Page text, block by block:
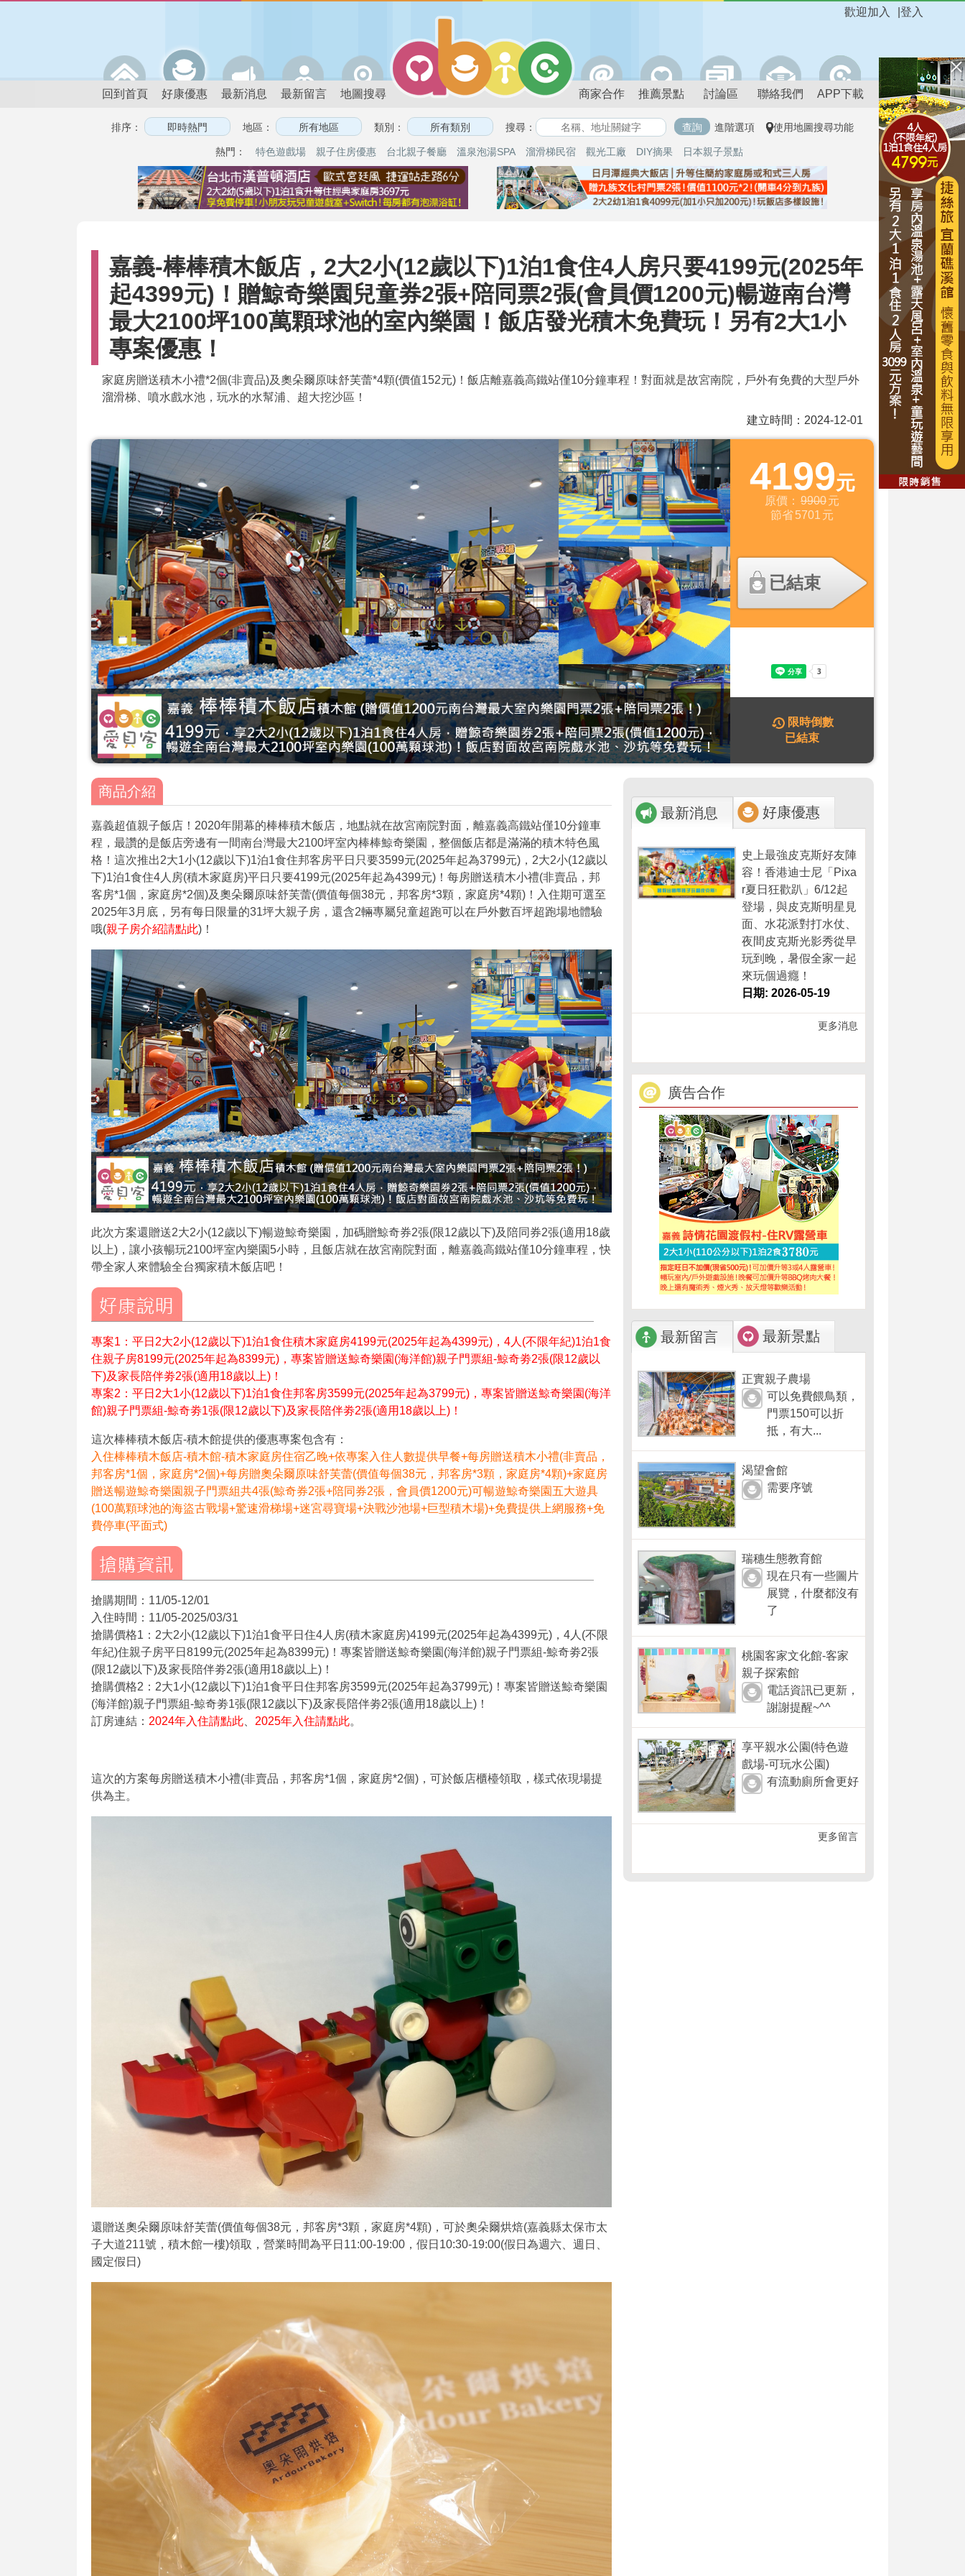
登入
歡迎加入
回到首頁 好康優惠 最新消息 最新留言 地圖搜尋 商家合作 推薦景點 討論區 聯絡我們 APP下載
排序： 地區： 類別： 搜尋： 進階選項 使用地圖搜尋功能
熱門： 特色遊戲場 親子住房優惠 台北親子餐廳 溫泉泡湯SPA 溜滑梯民宿 觀光工廠 DIY摘果 日本親子景點
嘉義-棒棒積木飯店，2大2小(12歲以下)1泊1食住4人房只要4199元(2025年
起4399元)！贈鯨奇樂園兒童券2張+陪同票2張(會員價1200元)暢遊南台灣
最大2100坪100萬顆球池的室內樂園！飯店發光積木免費玩！另有2大1小
專案優惠！
家庭房贈送積木小禮*2個(非賣品)及奧朵爾原味舒芙蕾*4顆(價值152元)！飯店離嘉義高鐵站僅10分鐘車程！對面就是故宮南院，戶外有免費的大型戶外
溜滑梯、噴水戲水池，玩水的水幫浦、超大挖沙區！
建立時間：2024-12-01
4199元
原價： 9900元
節省5701 元
已結束
限時倒數
已結束
商品介紹
嘉義超值親子飯店！2020年開幕的棒棒積木飯店，地點就在故宮南院對面，離嘉義高鐵站僅10分鐘車
程，最讚的是飯店旁邊有一間南台灣最大2100坪室內棒棒鯨奇樂園，整個飯店都是滿滿的積木特色風
格！這次推出2大1小(12歲以下)1泊1食住邦客房平日只要3599元(2025年起為3799元)，2大2小(12歲以
下)1泊1食住4人房(積木家庭房)平日只要4199元(2025年起為4399元)！每房贈送積木小禮(非賣品，邦
客房*1個，家庭房*2個)及奧朵爾原味舒芙蕾(價值每個38元，邦客房*3顆，家庭房*4顆)！入住期可選至
2025年3月底，另有每日限量的31坪大親子房，還含2輛專屬兒童超跑可以在戶外數百坪超跑場地體驗
哦(親子房介紹請點此)！
此次方案還贈送2大2小(12歲以下)暢遊鯨奇樂園，加碼贈鯨奇券2張(限12歲以下)及陪同券2張(適用18歲
以上)，讓小孩暢玩2100坪室內樂園5小時，且飯店就在故宮南院對面，離嘉義高鐵站僅10分鐘車程，快
帶全家人來體驗全台獨家積木飯店吧！
專案1：平日2大2小(12歲以下)1泊1食住積木家庭房4199元(2025年起為4399元)，4人(不限年紀)1泊1食
住親子房8199元(2025年起為8399元)，專案皆贈送鯨奇樂園(海洋館)親子門票組-鯨奇劵2張(限12歲以
下)及家長陪伴劵2張(適用18歲以上)！
專案2：平日2大1小(12歲以下)1泊1食住邦客房3599元(2025年起為3799元) ，專案皆贈送鯨奇樂園(海洋
館)親子門票組-鯨奇劵1張(限12歲以下)及家長陪伴劵2張(適用18歲以上)！
這次棒棒積木飯店-積木館提供的優惠專案包含有：
入住棒棒積木飯店-積木館-積木家庭房住宿乙晚+依專案入住人數提供早餐+每房贈送積木小禮(非賣品，
邦客房*1個，家庭房*2個)+每房贈奧朵爾原味舒芙蕾(價值每個38元，邦客房*3顆，家庭房*4顆)+家庭房
贈送暢遊鯨奇樂園親子門票組共4張(鯨奇券2張+陪同券2張，會員價1200元)可暢遊鯨奇樂園五大遊具
(100萬顆球池的海盜古戰場+驚速滑梯場+迷宮尋寶場+決戰沙池場+巨型積木場)+免費提供上網服務+免
費停車(平面式)
搶購期間：11/05-12/01
入住時間：11/05-2025/03/31
搶購價格1：2大2小(12歲以下)1泊1食平日住4人房(積木家庭房)4199元(2025年起為4399元)，4人(不限
年紀)住親子房平日8199元(2025年起為8399元)！專案皆贈送鯨奇樂園(海洋館)親子門票組-鯨奇劵2張
(限12歲以下)及家長陪伴劵2張(適用18歲以上)！
搶購價格2：2大1小(12歲以下)1泊1食平日住邦客房3599元(2025年起為3799元)！專案皆贈送鯨奇樂園
(海洋館)親子門票組-鯨奇劵1張(限12歲以下)及家長陪伴劵2張(適用18歲以上)！
訂房連結： 2024年入住請點此、 2025年入住請點此。
這次的方案每房贈送積木小禮(非賣品，邦客房*1個，家庭房*2個)，可於飯店櫃檯領取，樣式依現場提
供為主。
還贈送奧朵爾原味舒芙蕾(價值每個38元，邦客房*3顆，家庭房*4顆)，可於奧朵爾烘焙(嘉義縣太保市太
子大道211號，積木館一樓)領取，營業時間為平日11:00-19:00，假日10:30-19:00(假日為週六、週日、
國定假日)
最新消息 好康優惠
史上最強皮克斯好友陣
容！香港迪士尼「Pixa
r夏日狂歡趴」6/12起
登場，與皮克斯明星見
面、水花派對打水仗、
夜間皮克斯光影秀從早
玩到晚，暑假全家一起
來玩個過癮！
日期: 2026-05-19
更多消息
廣告合作
最新留言 最新景點
正實親子農場
可以免費餵鳥類，
門票150可以折
抵，有大...
渴望會館
需要序號
瑞穗生態教育館
現在只有一些圖片
展覽，什麼都沒有
了
桃園客家文化館-客家
親子探索館
電話資訊已更新，
謝謝提醒~^^
享平親水公園(特色遊
戲場-可玩水公園)
有流動廁所會更好
更多留言